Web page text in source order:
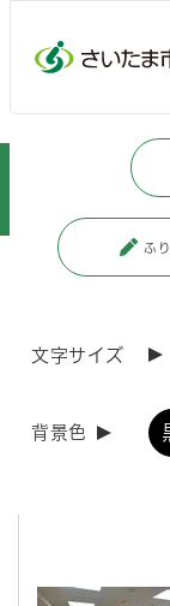
ふ
文字サイズ
背景色
子育
教育長フォトレポート